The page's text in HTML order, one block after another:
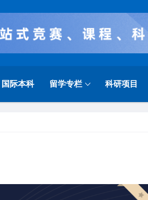
国际本科 留学专栏 科研项目